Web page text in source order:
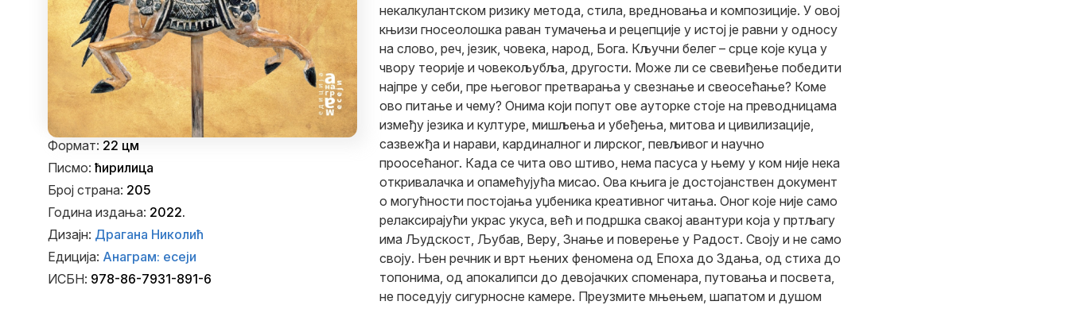
Формат: 22 цм
Писмо: ћирилица
Број страна: 205
Година издања: 2022.
Дизајн: Драгана Николић
Едиција: Анаграм: есеји
ИСБН: 978-86-7931-891-6
некалкулантском ризику метода, стила, вредновања и композиције. У овој
књизи гносеолошка раван тумачења и рецепције у истој је равни у односу
на слово, реч, језик, човека, народ, Бога. Кључни белег – срце које куца у
чвору теорије и човекољубља, другости. Може ли се свевиђење победити
најпре у себи, пре његовог претварања у свезнање и свеосећање? Коме
ово питање и чему? Онима који попут ове ауторке стоје на преводницама
између језика и културе, мишљења и убеђења, митова и цивилизације,
сазвежђа и нарави, кардиналног и лирског, певљивог и научно
проосећаног. Када се чита ово штиво, нема пасуса у њему у ком није нека
откривалачка и опамећујућа мисао. Ова књига је достојанствен документ
о могућности постојања уџбеника креативног читања. Оног које није само
релаксирајући украс укуса, већ и подршка свакој авантури која у пртљагу
има Људскост, Љубав, Веру, Знање и поверење у Радост. Своју и не само
своју. Њен речник и врт њених феномена од Епоха до Здања, од стиха до
топонима, од апокалипси до девојачких споменара, путовања и посвета,
не поседују сигурносне камере. Преузмите мњењем, шапатом и душом